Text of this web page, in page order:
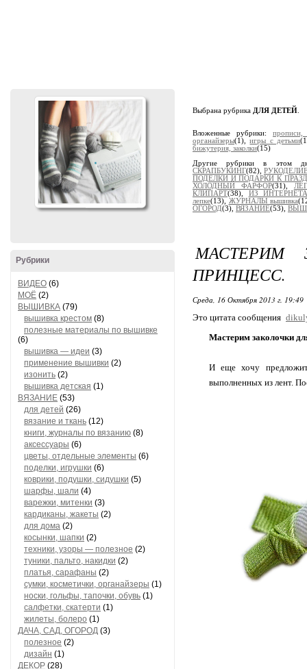
Рубрики
ВИДЕО (6)
МОЁ (2)
ВЫШИВКА (79)
вышивка крестом (8)
полезные материалы по вышивке
(6)
вышивка — идеи (3)
применение вышивки (2)
изонить (2)
вышивка детская (1)
ВЯЗАНИЕ (53)
для детей (26)
вязание и ткань (12)
книги, журналы по вязанию (8)
аксессуары (6)
цветы, отдельные элементы (6)
поделки, игрушки (6)
коврики, подушки, сидушки (5)
шарфы, шали (4)
варежки, митенки (3)
кардиканы, жакеты (2)
для дома (2)
косынки, шапки (2)
техники, узоры — полезное (2)
туники, пальто, накидки (2)
платья, сарафаны (2)
сумки, косметички, органайзеры (1)
носки, гольфы, тапочки, обувь (1)
салфетки, скатерти (1)
жилеты, болеро (1)
ДАЧА, САД, ОГОРОД (3)
полезное (2)
дизайн (1)
ДЕКОР (28)
Выбрана рубрика ДЛЯ ДЕТЕЙ
Вложенные рубрики: прописи,
органайзеры(1),игры с детьми
бижутерия, заколки(15)
Другие рубрики в этом
СКРАПБУКИНГ(82),
ПОДЕЛКИ И ПОДАРКИ К
ХОЛОДНЫЙ ФАРФОР(31),
КЛИПАРТ(38), ИЗ
лепке(13), ЖУРНАЛЫ вышивка
ОГОРОД(3), ВЯЗАНИЕ(53),
МАСТЕРИМ
ПРИНЦЕСС.
Среда, 16 Октября 2013 г. 19:49
Это цитата сообщения
Мастерим заколочки
И еще хочу
выполненных из лент.